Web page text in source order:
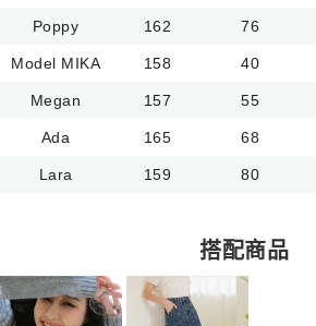
Poppy 162 76
Model MIKA 158 40
Megan 157 55
Ada 165 68
Lara 159 80
搭配商品